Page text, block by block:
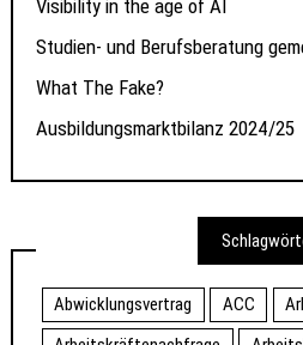
Visibility in the age of AI
Studien- und Berufsberatung
What The Fake?
Ausbildungsmarktbilanz 2024/25
Abwicklungsvertrag ACC